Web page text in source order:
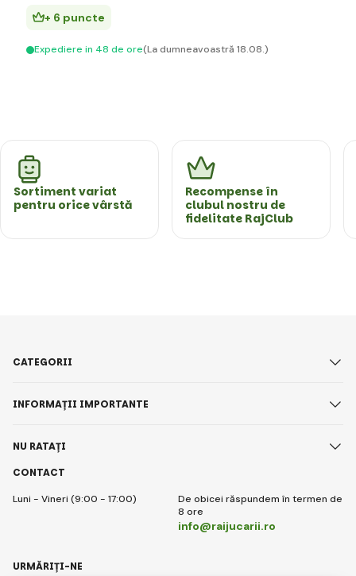
+ 6 puncte
Expediere in 48 de ore(La dumneavoastră 18.08.)
Sortiment variat
pentru orice vârstă
Recompense în
clubul nostru de
fidelitate RajClub
CONTACT
Luni - Vineri (9:00 - 17:00)
De obicei răspundem în termen de
8 ore
info@raijucarii.ro
CATEGORII
INFORMAȚII IMPORTANTE
NU RATAȚI
URMĂRIȚI-NE